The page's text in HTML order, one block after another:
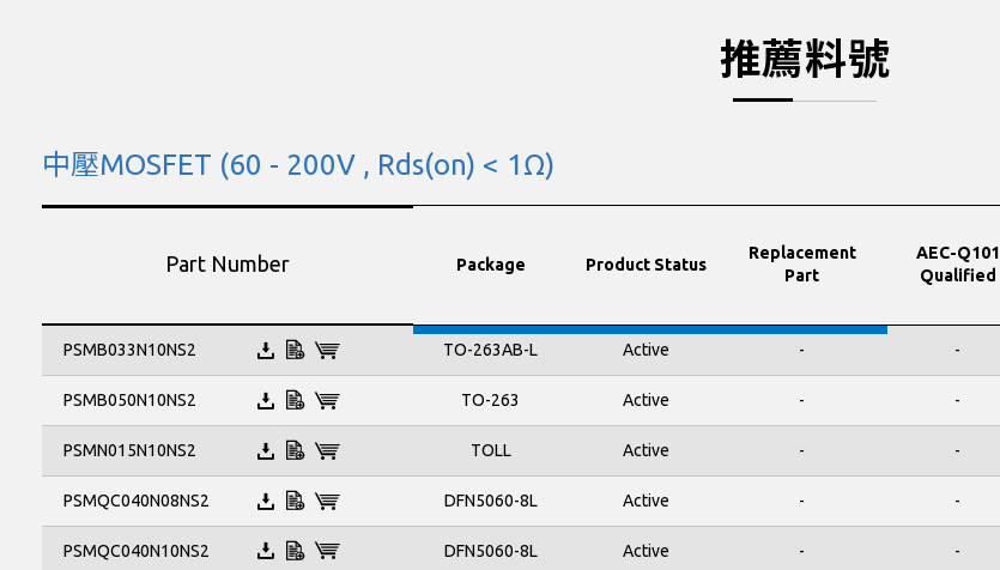
推薦料號
中壓MOSFET (60 - 200V , Rds(on) < 1Ω)
Part Number
PSMB033N10NS2
PSMB050N10NS2
PSMN015N10NS2
PSMQC040N08NS2
PSMQC040N10NS2
Package Product Status
Replacement
Part
AEC-Q101
Qualified
TO-263AB-L Active - -
TO-263 Active - -
TOLL Active - -
DFN5060-8L Active - -
DFN5060-8L Active - -